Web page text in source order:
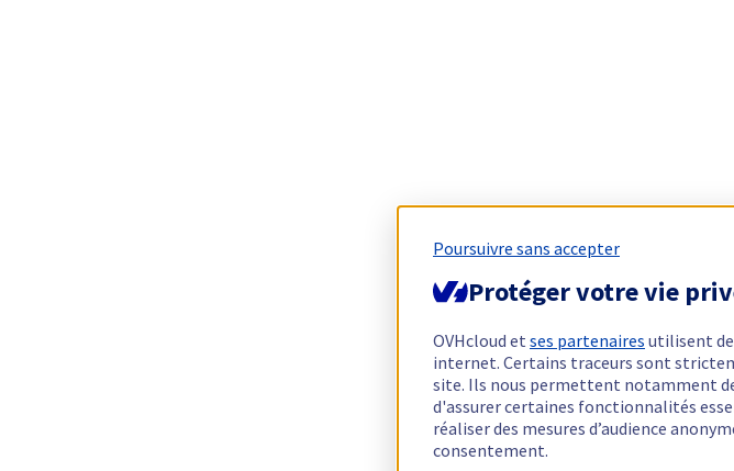
Poursuivre sans accepter
Protéger votre vie
OVHcloud et ses partenaires utilisent
internet. Certains traceurs sont
site. Ils nous permettent notamment
d'assurer certaines fonctionnalités
réaliser des mesures d’audience
consentement.